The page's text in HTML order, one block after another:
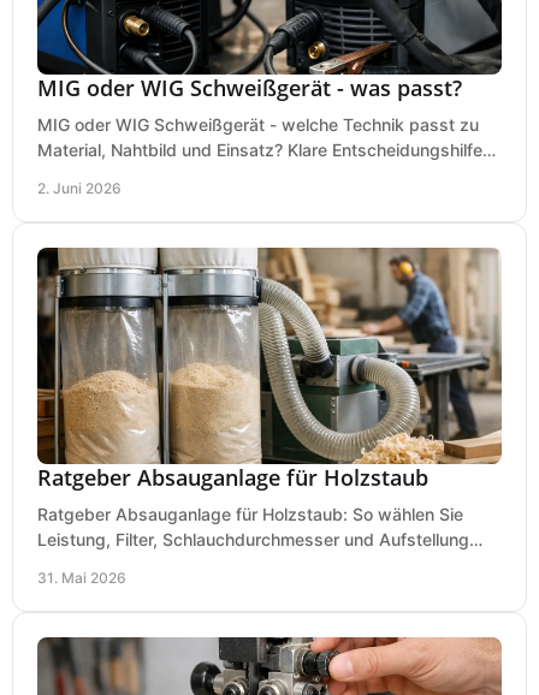
MIG oder WIG Schweißgerät - was passt?
MIG oder WIG Schweißgerät - welche Technik passt zu
Material, Nahtbild und Einsatz? Klare Entscheidungshilfe
2. Juni 2026
Ratgeber Absauganlage für Holzstaub
Ratgeber Absauganlage für Holzstaub: So wählen Sie
Leistung, Filter, Schlauchdurchmesser und Aufstellung
31. Mai 2026